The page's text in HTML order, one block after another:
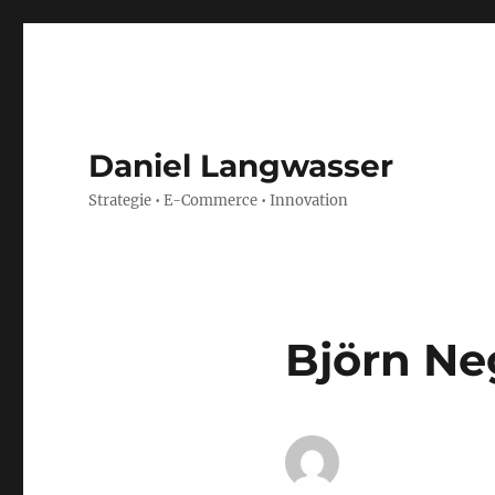
Daniel Langwasser
Strategie • E-Commerce • Innovation
Björn